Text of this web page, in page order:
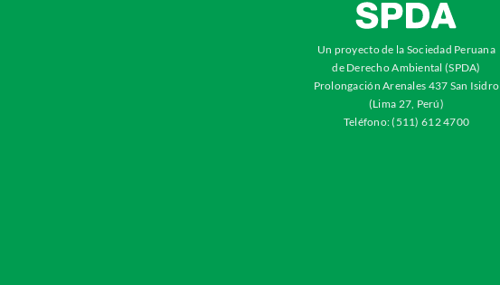
Un proyecto de la Sociedad Peruana
de Derecho Ambiental (SPDA)
Prolongación Arenales 437 San Isidro
(Lima 27, Perú)
Teléfono: (511) 612 4700